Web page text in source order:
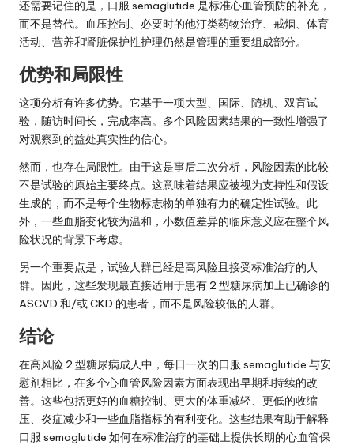
还需要记住的是，口服 semaglutide 是标准心血管预防的补充，
而不是替代。血压控制、必要时的他汀类药物治疗、戒烟、体育
活动、营养和肾脏保护性护理仍然是管理的重要组成部分。
优势和局限性
这项分析有许多优势。它基于一项大型、国际、随机、双盲试
验，随访时间长，完成率高。多个风险因素结果的一致性增强了
对观察到的益处真实性的信心。
然而，也存在局限性。由于这是事后二次分析，风险因素的比较
不是试验的原始主要终点。这意味着结果应被视为支持性和假设
生成的，而不是每个生物标志物的单独有力的确定性试验。此
外，一些血脂变化较为温和，小数值差异的临床意义应在整个风
险状况的背景下考虑。
另一个重要点是，试验人群已经是高风险且接受标准治疗的人
群。因此，这些发现最直接适用于患有 2 型糖尿病加上已确诊的
ASCVD 和/或 CKD 的患者，而不是风险较低的人群。
结论
在高风险 2 型糖尿病成人中，每日一次的口服 semaglutide 与安
慰剂相比，在多个心血管风险因素方面表现出早期和持续的改
善。这些包括更好的血糖控制、更大的体重减轻、更低的收缩
压、炎症减少和一些血脂指标的有利变化。这些结果有助于解释
口服 semaglutide 如何在标准治疗的基础上提供长期的心血管保